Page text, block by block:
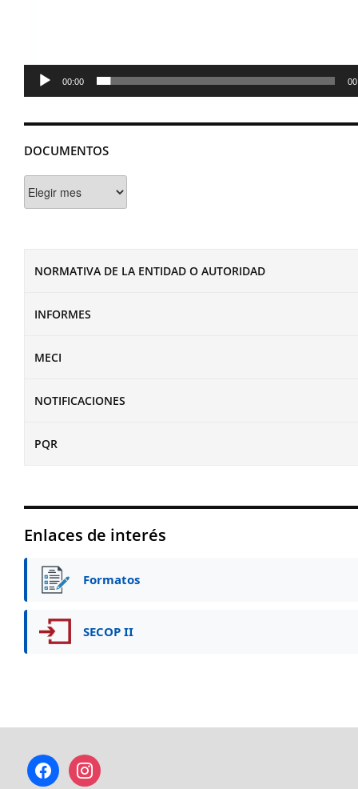
DOCUMENTOS
NORMATIVA DE LA ENTIDAD O AUTORIDAD
INFORMES
MECI
NOTIFICACIONES
PQR
Enlaces de interés
Formatos
SECOP II
00:00
facebookinstagram